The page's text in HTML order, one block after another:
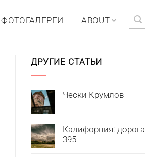
ФОТОГАЛЕРЕИ ABOUT
ДРУГИЕ СТАТЬИ
Чески Крумлов
Калифорния: дорога
395